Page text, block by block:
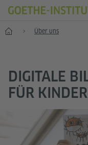
Start Über uns
DIGITALE
FÜR